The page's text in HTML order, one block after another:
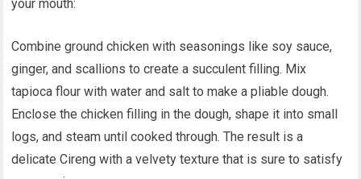
your mouth:
Combine ground chicken with seasonings like soy sauce,
ginger, and scallions to create a succulent filling. Mix
tapioca flour with water and salt to make a pliable dough.
Enclose the chicken filling in the dough, shape it into small
logs, and steam until cooked through. The result is a
delicate Cireng with a velvety texture that is sure to satisfy